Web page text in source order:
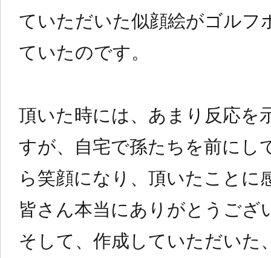
ていただいた似顔絵がゴルフ
ていたのです。
頂いた時には、あまり反応を
すが、自宅で孫たちを前にし
ら笑顔になり、頂いたことに
皆さん本当にありがとうござ
そして、作成していただいた